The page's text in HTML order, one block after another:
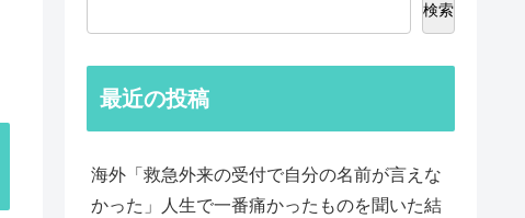
検索
最近の投稿
海外「救急外来の受付で自分の名前が言えな
かった」人生で一番痛かったものを聞いた結